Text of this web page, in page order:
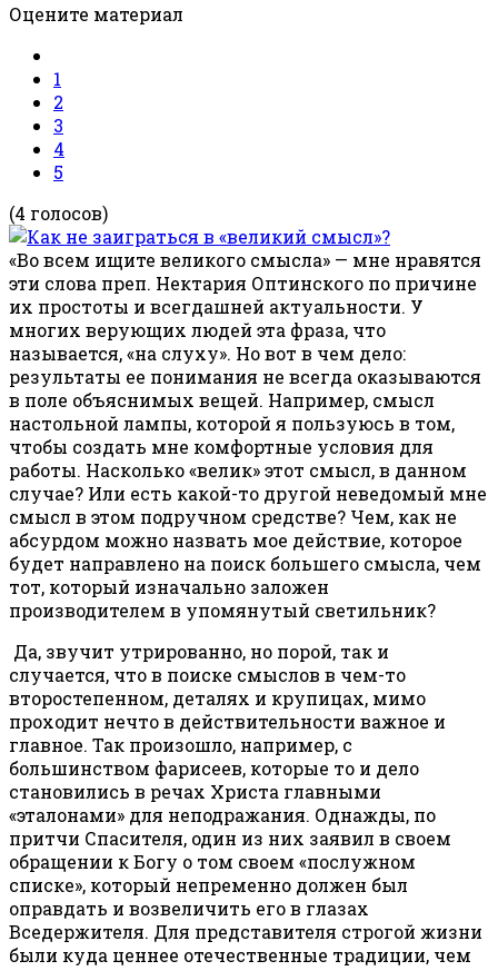
Оцените материал
1
2
3
4
5
(4 голосов)
«Во всем ищите великого смысла» — мне нравятся
эти слова преп. Нектария Оптинского по причине
их простоты и всегдашней актуальности. У
многих верующих людей эта фраза, что
называется, «на слуху». Но вот в чем дело:
результаты ее понимания не всегда оказываются
в поле объяснимых вещей. Например, смысл
настольной лампы, которой я пользуюсь в том,
чтобы создать мне комфортные условия для
работы. Насколько «велик» этот смысл, в данном
случае? Или есть какой-то другой неведомый мне
смысл в этом подручном средстве? Чем, как не
абсурдом можно назвать мое действие, которое
будет направлено на поиск большего смысла, чем
тот, который изначально заложен
производителем в упомянутый светильник?
Да, звучит утрированно, но порой, так и
случается, что в поиске смыслов в чем-то
второстепенном, деталях и крупицах, мимо
проходит нечто в действительности важное и
главное. Так произошло, например, с
большинством фарисеев, которые то и дело
становились в речах Христа главными
«эталонами» для неподражания. Однажды, по
притчи Спасителя, один из них заявил в своем
обращении к Богу о том своем «послужном
списке», который непременно должен был
оправдать и возвеличить его в глазах
Вседержителя. Для представителя строгой жизни
были куда ценнее отечественные традиции, чем